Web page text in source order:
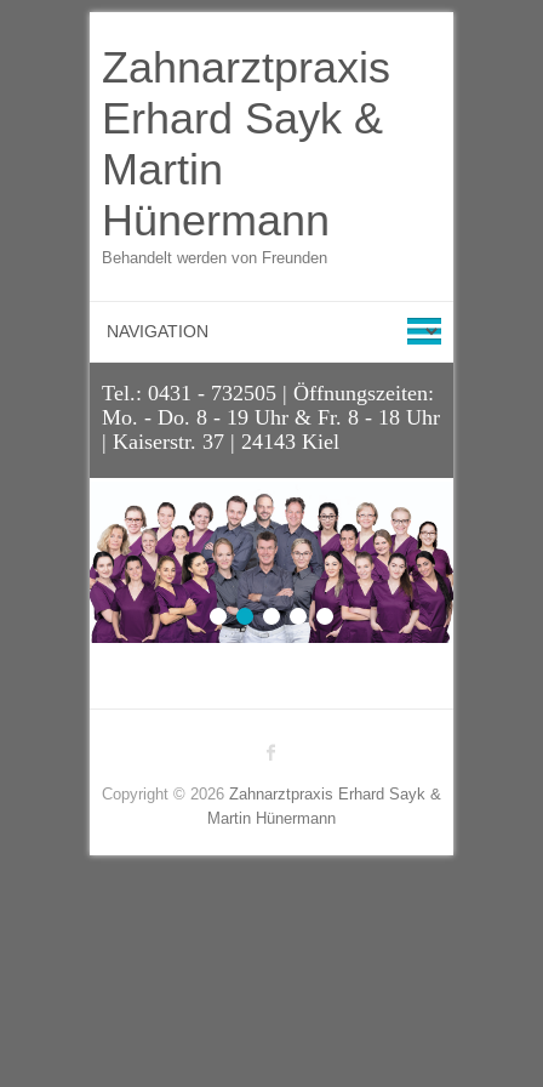
Zahnarztpraxis
Erhard Sayk &
Martin
Hünermann
Behandelt werden von Freunden
Tel.: 0431 - 732505 | Öffnungszeiten:
Mo. - Do. 8 - 19 Uhr & Fr. 8 - 18 Uhr
| Kaiserstr. 37 | 24143 Kiel
1 2 3 4 5
Copyright © 2026 Zahnarztpraxis Erhard Sayk &
Martin Hünermann